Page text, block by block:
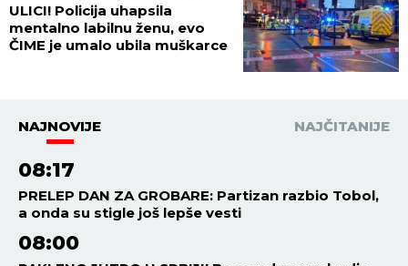
ULICI! Policija uhapsila
mentalno labilnu ženu, evo
ČIME je umalo ubila muškarce
NAJNOVIJE NAJČITANIJE
08:17
PRELEP DAN ZA GROBARE: Partizan razbio Tobol,
a onda su stigle još lepše vesti
08:00